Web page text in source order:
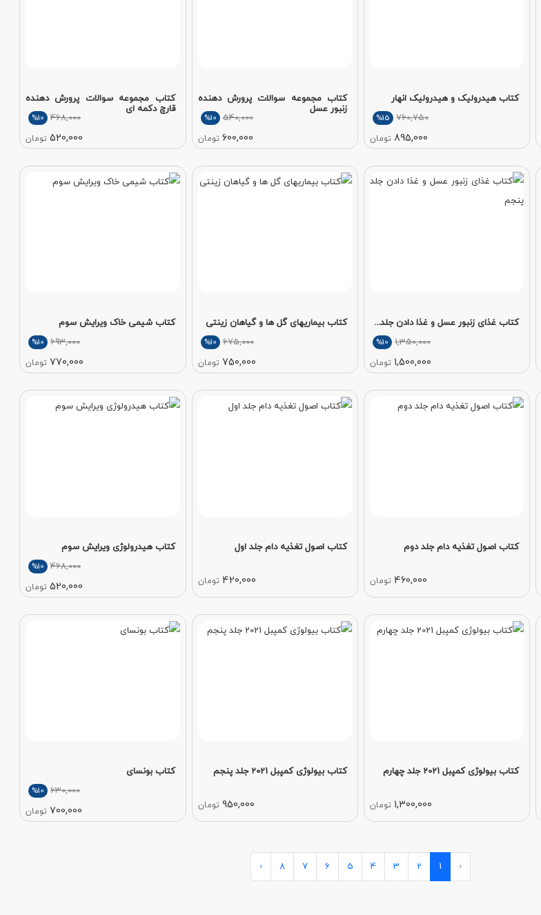
کتاب هیدرولیک و هیدرولیک انهار
760,750
%15
895,000 تومان
کتاب مجموعه سوالات پرورش دهنده
زنبور عسل
540,000
%10
600,000 تومان
کتاب مجموعه سوالات پرورش دهنده
قارچ دکمه ای
468,000
%10
520,000 تومان
کتاب غذای زنبور عسل و غذا دادن جلد...
1,350,000
%10
1,500,000 تومان
کتاب بیماریهای گل‌ ها و گیاهان زینتی
675,000
%10
750,000 تومان
کتاب شیمی خاک ویرایش سوم
693,000
%10
770,000 تومان
کتاب اصول تغذیه دام جلد دوم
460,000 تومان
کتاب اصول تغذیه دام جلد اول
420,000 تومان
کتاب هیدرولوژی ویرایش سوم
468,000
%10
520,000 تومان
کتاب بیولوژی کمپبل 2021 جلد چهارم
1,300,000 تومان
کتاب بیولوژی کمپبل 2021 جلد پنجم
950,000 تومان
کتاب بونسای
630,000
%10
700,000 تومان
‹
1
2
3
4
5
6
7
8
›